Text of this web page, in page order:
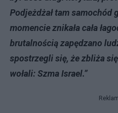
Podjeżdżał tam samochód
momencie znikała cała
brutalnością zapędzano
spostrzegli się, że zbliża
wołali: Szma Israel.”